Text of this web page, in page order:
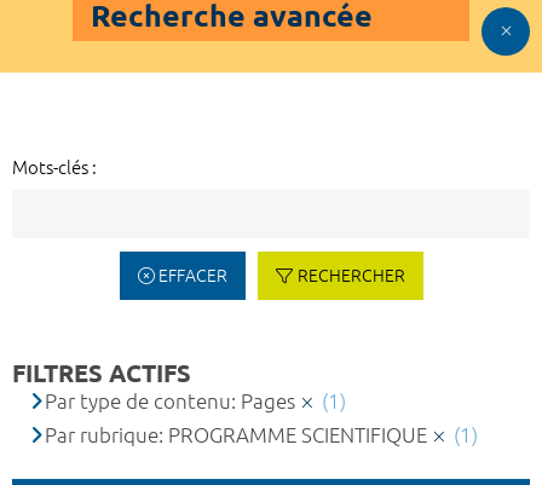
Recherche avancée
Mots-clés :
EFFACER RECHERCHER
FILTRES ACTIFS
Par type de contenu: Pages
(1)
Par rubrique: PROGRAMME SCIENTIFIQUE
(1)